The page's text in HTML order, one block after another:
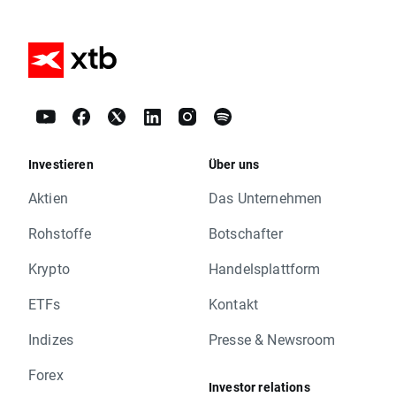
Investieren
Aktien
Rohstoffe
Krypto
ETFs
Indizes
Forex
Über uns
Das Unternehmen
Botschafter
Handelsplattform
Kontakt
Presse & Newsroom
Investor relations